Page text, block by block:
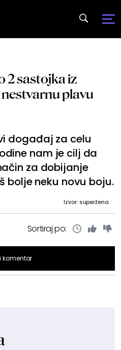
2 sastojka iz
plavu
događaj za celu
nam je cilj da
za dobijanje
bolje neku novu boju.
Izvor: superžena
Sortiraj po:
komentar